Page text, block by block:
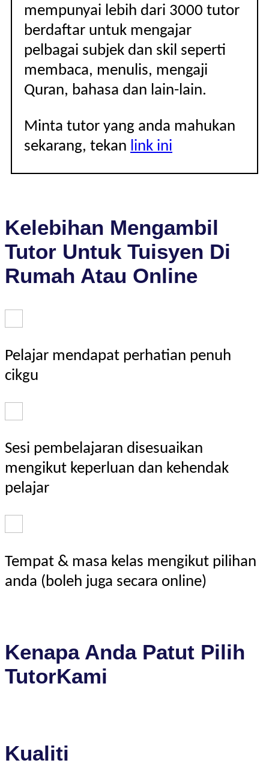
mempunyai lebih dari 3000 tutor
berdaftar untuk mengajar
pelbagai subjek dan skil seperti
membaca, menulis, mengaji
Quran, bahasa dan lain-lain.
Minta tutor yang anda mahukan
sekarang, tekan link ini
Kelebihan Mengambil
Tutor Untuk Tuisyen Di
Rumah Atau Online
Pelajar mendapat perhatian penuh
cikgu
Sesi pembelajaran disesuaikan
mengikut keperluan dan kehendak
pelajar
Tempat & masa kelas mengikut pilihan
anda (boleh juga secara online)
Kenapa Anda Patut Pilih
TutorKami
Kualiti